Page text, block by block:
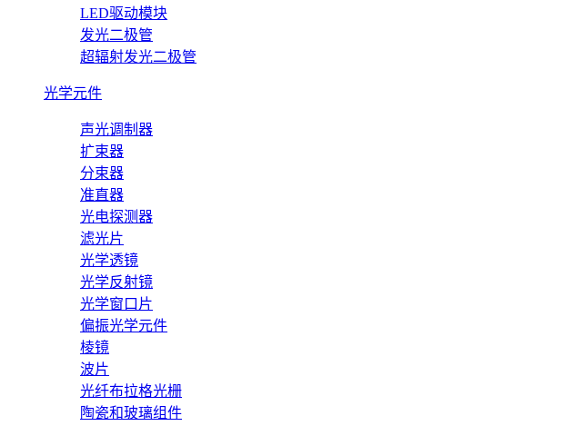
LED驱动模块
发光二极管
超辐射发光二极管
光学元件
声光调制器
扩束器
分束器
准直器
光电探测器
滤光片
光学透镜
光学反射镜
光学窗口片
偏振光学元件
棱镜
波片
光纤布拉格光栅
陶瓷和玻璃组件